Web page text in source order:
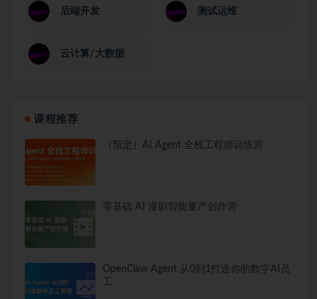
后端开发 测试运维
云计算/大数据
课程推荐
（预定）AI Agent 全栈工程师训练营
零基础 AI 漫剧智能量产创作营
OpenClaw Agent 从0到1打造你的数字AI员
工